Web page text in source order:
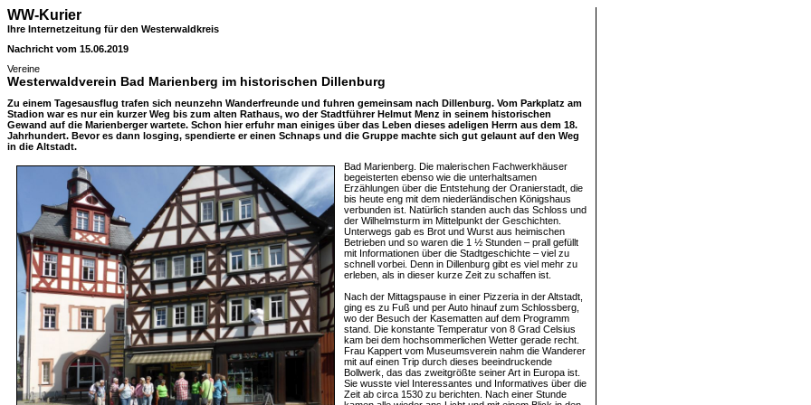
WW-Kurier
Ihre Internetzeitung für den Westerwaldkreis
Nachricht vom 15.06.2019
Vereine
Westerwaldverein Bad Marienberg im historischen Dillenburg
Zu einem Tagesausflug trafen sich neunzehn Wanderfreunde und fuhren gemeinsam nach Dillenburg. Vom Parkplatz am
Stadion war es nur ein kurzer Weg bis zum alten Rathaus, wo der Stadtführer Helmut Menz in seinem historischen
Gewand auf die Marienberger wartete. Schon hier erfuhr man einiges über das Leben dieses adeligen Herrn aus dem 18.
Jahrhundert. Bevor es dann losging, spendierte er einen Schnaps und die Gruppe machte sich gut gelaunt auf den Weg
in die Altstadt.
Bad Marienberg. Die malerischen Fachwerkhäuser
begeisterten ebenso wie die unterhaltsamen
Erzählungen über die Entstehung der Oranierstadt, die
bis heute eng mit dem niederländischen Königshaus
verbunden ist. Natürlich standen auch das Schloss und
der Wilhelmsturm im Mittelpunkt der Geschichten.
Unterwegs gab es Brot und Wurst aus heimischen
Betrieben und so waren die 1 ½ Stunden – prall gefüllt
mit Informationen über die Stadtgeschichte – viel zu
schnell vorbei. Denn in Dillenburg gibt es viel mehr zu
erleben, als in dieser kurze Zeit zu schaffen ist.
Nach der Mittagspause in einer Pizzeria in der Altstadt,
ging es zu Fuß und per Auto hinauf zum Schlossberg,
wo der Besuch der Kasematten auf dem Programm
stand. Die konstante Temperatur von 8 Grad Celsius
kam bei dem hochsommerlichen Wetter gerade recht.
Frau Kappert vom Museumsverein nahm die Wanderer
mit auf einen Trip durch dieses beeindruckende
Bollwerk, das das zweitgrößte seiner Art in Europa ist.
Sie wusste viel Interessantes und Informatives über die
Zeit ab circa 1530 zu berichten. Nach einer Stunde